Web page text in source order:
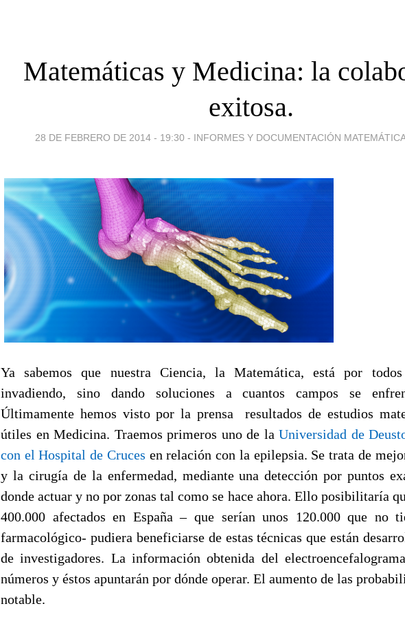
Matemáticas y Medicina: la
exitosa.
28 DE FEBRERO DE 2014 - 19:30 - INFORMES Y DOCUMENTACIÓN
Ya sabemos que nuestra Ciencia, la Matemática, está por
invadiendo, sino dando soluciones a cuantos campos se
Últimamente hemos visto por la prensa resultados de estudios
útiles en Medicina. Traemos primeros uno de la Universidad de
con el Hospital de Cruces en relación con la epilepsia. Se trata de
y la cirugía de la enfermedad, mediante una detección por puntos
donde actuar y no por zonas tal como se hace ahora. Ello posibilitaría
400.000 afectados en España – que serían unos 120.000 que no
farmacológico- pudiera beneficiarse de estas técnicas que están
de investigadores. La información obtenida del
números y éstos apuntarán por dónde operar. El aumento de las
notable.